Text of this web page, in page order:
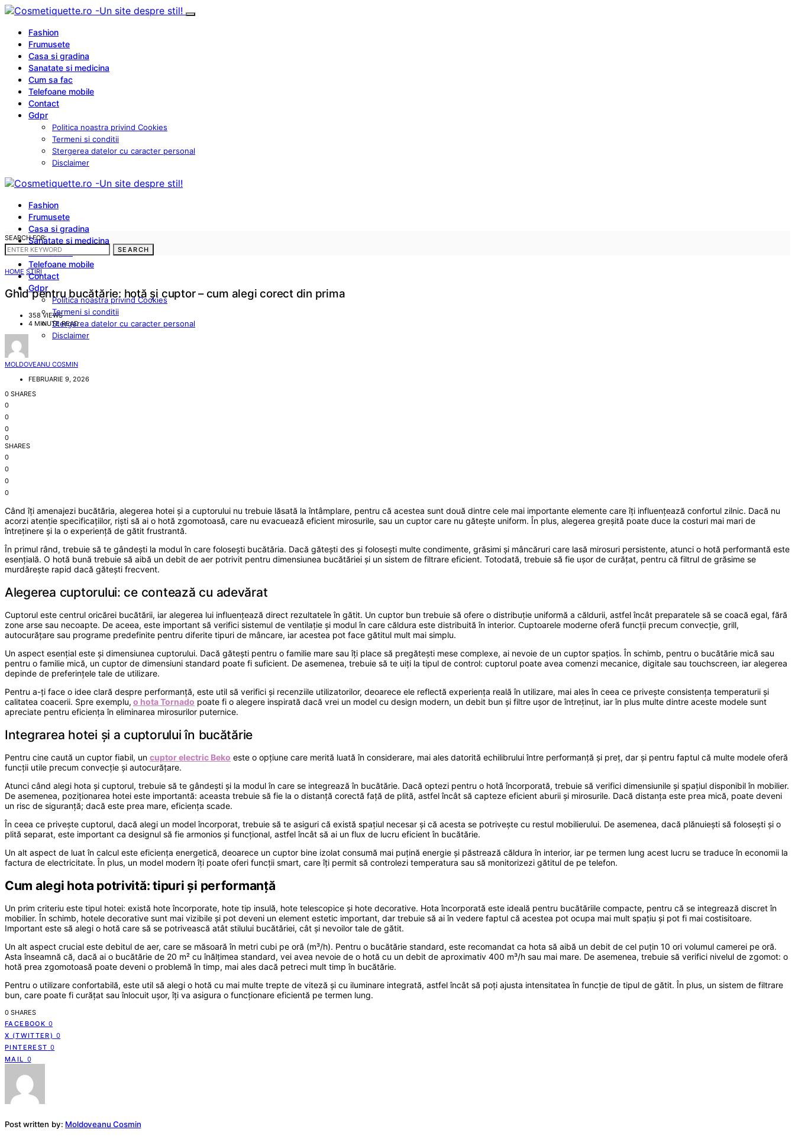
Fashion
Frumusete
Casa si gradina
Sanatate si medicina
Cum sa fac
Telefoane mobile
Contact
Gdpr
Politica noastra privind Cookies
Termeni si conditii
Stergerea datelor cu caracter personal
Disclaimer
Fashion
Frumusete
Casa si gradina
Sanatate si medicina
Cum sa fac
Telefoane mobile
Contact
Gdpr
Politica noastra privind Cookies
Termeni si conditii
Stergerea datelor cu caracter personal
Disclaimer
SEARCH FOR:
SEARCH
HOME STIRI
Ghid pentru bucătărie: hotă și cuptor – cum alegi corect din prima
358 VIEWS
4 MINUTE READ
MOLDOVEANU COSMIN
FEBRUARIE 9, 2026
0 SHARES
0
0
0
0
SHARES
0
0
0
0
Când îți amenajezi bucătăria, alegerea hotei și a cuptorului nu trebuie lăsată la întâmplare, pentru că acestea sunt două dintre cele mai importante elemente care îți influențează confortul zilnic. Dacă nu
acorzi atenție specificațiilor, riști să ai o hotă zgomotoasă, care nu evacuează eficient mirosurile, sau un cuptor care nu gătește uniform. În plus, alegerea greșită poate duce la costuri mai mari de
întreținere și la o experiență de gătit frustrantă.
În primul rând, trebuie să te gândești la modul în care folosești bucătăria. Dacă gătești des și folosești multe condimente, grăsimi și mâncăruri care lasă mirosuri persistente, atunci o hotă performantă este
esențială. O hotă bună trebuie să aibă un debit de aer potrivit pentru dimensiunea bucătăriei și un sistem de filtrare eficient. Totodată, trebuie să fie ușor de curățat, pentru că filtrul de grăsime se
murdărește rapid dacă gătești frecvent.
Alegerea cuptorului: ce contează cu adevărat
Cuptorul este centrul oricărei bucătării, iar alegerea lui influențează direct rezultatele în gătit. Un cuptor bun trebuie să ofere o distribuție uniformă a căldurii, astfel încât preparatele să se coacă egal, fără
zone arse sau necoapte. De aceea, este important să verifici sistemul de ventilație și modul în care căldura este distribuită în interior. Cuptoarele moderne oferă funcții precum convecție, grill,
autocurățare sau programe predefinite pentru diferite tipuri de mâncare, iar acestea pot face gătitul mult mai simplu.
Un aspect esențial este și dimensiunea cuptorului. Dacă gătești pentru o familie mare sau îți place să pregătești mese complexe, ai nevoie de un cuptor spațios. În schimb, pentru o bucătărie mică sau
pentru o familie mică, un cuptor de dimensiuni standard poate fi suficient. De asemenea, trebuie să te uiți la tipul de control: cuptorul poate avea comenzi mecanice, digitale sau touchscreen, iar alegerea
depinde de preferințele tale de utilizare.
Pentru a-ți face o idee clară despre performanță, este util să verifici și recenziile utilizatorilor, deoarece ele reflectă experiența reală în utilizare, mai ales în ceea ce privește consistența temperaturii și
calitatea coacerii. Spre exemplu, o hota Tornado poate fi o alegere inspirată dacă vrei un model cu design modern, un debit bun și filtre ușor de întreținut, iar în plus multe dintre aceste modele sunt
apreciate pentru eficiența în eliminarea mirosurilor puternice.
Integrarea hotei și a cuptorului în bucătărie
Pentru cine caută un cuptor fiabil, un cuptor electric Beko este o opțiune care merită luată în considerare, mai ales datorită echilibrului între performanță și preț, dar și pentru faptul că multe modele oferă
funcții utile precum convecție și autocurățare.
Atunci când alegi hota și cuptorul, trebuie să te gândești și la modul în care se integrează în bucătărie. Dacă optezi pentru o hotă încorporată, trebuie să verifici dimensiunile și spațiul disponibil în mobilier.
De asemenea, poziționarea hotei este importantă: aceasta trebuie să fie la o distanță corectă față de plită, astfel încât să capteze eficient aburii și mirosurile. Dacă distanța este prea mică, poate deveni
un risc de siguranță; dacă este prea mare, eficiența scade.
În ceea ce privește cuptorul, dacă alegi un model încorporat, trebuie să te asiguri că există spațiul necesar și că acesta se potrivește cu restul mobilierului. De asemenea, dacă plănuiești să folosești și o
plită separat, este important ca designul să fie armonios și funcțional, astfel încât să ai un flux de lucru eficient în bucătărie.
Un alt aspect de luat în calcul este eficiența energetică, deoarece un cuptor bine izolat consumă mai puțină energie și păstrează căldura în interior, iar pe termen lung acest lucru se traduce în economii la
factura de electricitate. În plus, un model modern îți poate oferi funcții smart, care îți permit să controlezi temperatura sau să monitorizezi gătitul de pe telefon.
Cum alegi hota potrivită: tipuri și performanță
Un prim criteriu este tipul hotei: există hote încorporate, hote tip insulă, hote telescopice și hote decorative. Hota încorporată este ideală pentru bucătăriile compacte, pentru că se integrează discret în
mobilier. În schimb, hotele decorative sunt mai vizibile și pot deveni un element estetic important, dar trebuie să ai în vedere faptul că acestea pot ocupa mai mult spațiu și pot fi mai costisitoare.
Important este să alegi o hotă care să se potrivească atât stilului bucătăriei, cât și nevoilor tale de gătit.
Un alt aspect crucial este debitul de aer, care se măsoară în metri cubi pe oră (m³/h). Pentru o bucătărie standard, este recomandat ca hota să aibă un debit de cel puțin 10 ori volumul camerei pe oră.
Asta înseamnă că, dacă ai o bucătărie de 20 m² cu înălțimea standard, vei avea nevoie de o hotă cu un debit de aproximativ 400 m³/h sau mai mare. De asemenea, trebuie să verifici nivelul de zgomot: o
hotă prea zgomotoasă poate deveni o problemă în timp, mai ales dacă petreci mult timp în bucătărie.
Pentru o utilizare confortabilă, este util să alegi o hotă cu mai multe trepte de viteză și cu iluminare integrată, astfel încât să poți ajusta intensitatea în funcție de tipul de gătit. În plus, un sistem de filtrare
bun, care poate fi curățat sau înlocuit ușor, îți va asigura o funcționare eficientă pe termen lung.
0 SHARES
FACEBOOK 0
X (TWITTER) 0
PINTEREST 0
MAIL 0
Post written by: Moldoveanu Cosmin